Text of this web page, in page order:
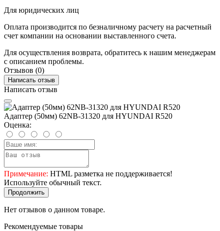
Для юридических лиц
Оплата производится по безналичному расчету на расчетный
счет компании на основании выставленного счета.
Для осуществления возврата, обратитесь к нашим менеджерам
с описанием проблемы.
Отзывов (0)
Написать отзыв
Написать отзыв
Адаптер (50мм) 62NB-31320 для HYUNDAI R520
Оценка:
Примечание: HTML разметка не поддерживается!
Используйте обычный текст.
Продолжить
Нет отзывов о данном товаре.
Рекомендуемые товары